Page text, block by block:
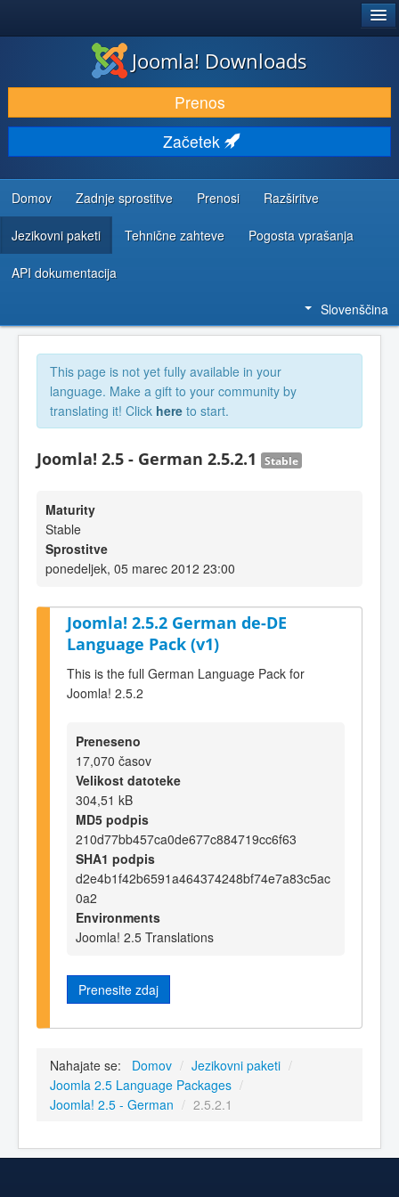
PRENESI IN RAZŠIRI
ODKRIJTE & IZVEJTE
SKUPNOST IN PODPORA
VIRI ZA RAZVIJALCE
Joomla! Downloads
Prenos
Začetek
Domov Zadnje sprostitve Prenosi Razširitve
Jezikovni paketi Tehnične zahteve Pogosta vprašanja
API dokumentacija
Slovenščina
This page is not yet fully available in your
language. Make a gift to your community by
translating it! Click here to start.
Joomla! 2.5 - German 2.5.2.1 Stable
Maturity
Stable
Sprostitve
ponedeljek, 05 marec 2012 23:00
Joomla! 2.5.2 German de-DE
Language Pack (v1)
This is the full German Language Pack for
Joomla! 2.5.2
Preneseno
17,070 časov
Velikost datoteke
304,51 kB
MD5 podpis
210d77bb457ca0de677c884719cc6f63
SHA1 podpis
d2e4b1f42b6591a464374248bf74e7a83c5ac
0a2
Environments
Joomla! 2.5 Translations
Prenesite zdaj
Nahajate se: Domov / Jezikovni paketi /
Joomla 2.5 Language Packages /
Joomla! 2.5 - German / 2.5.2.1